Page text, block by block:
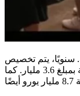
سنويًا، يتم تخصيص
17 مليار يورو لهذا القطاع. يساهم وزارة الثقافة بمبلغ 3.6 مليار. كما